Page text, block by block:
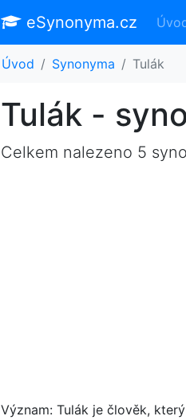
eSynonyma.cz
Úvod Synonyma Tulák
Tulák -
Celkem nalezeno 5
Význam: Tulák je člověk,